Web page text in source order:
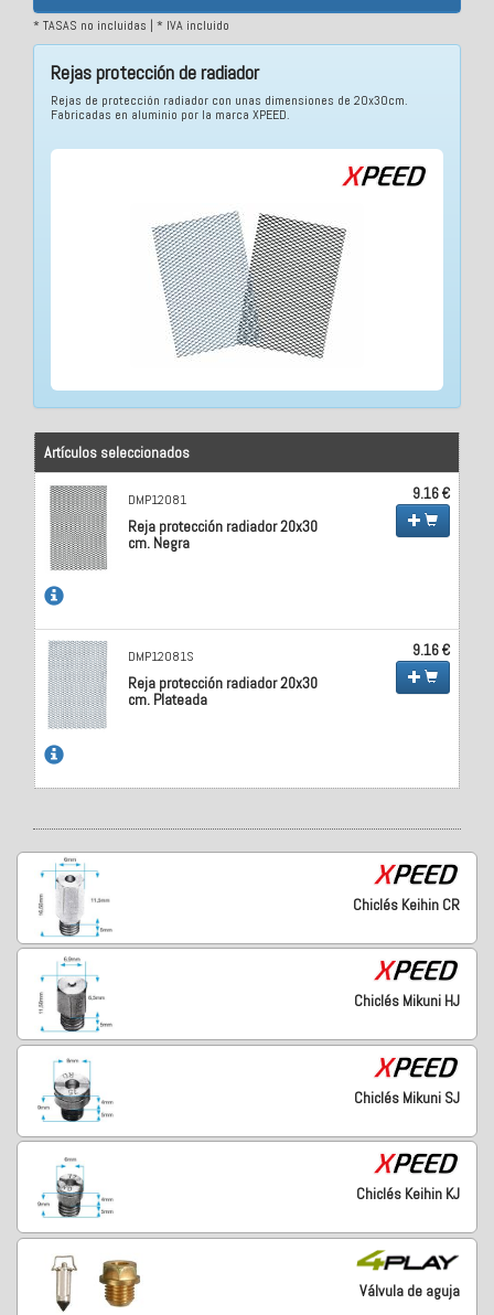
* TASAS no incluidas | * IVA incluido
Rejas protección de radiador
Rejas de protección radiador con unas dimensiones de 20x30cm.
Fabricadas en aluminio por la marca XPEED.
Artículos seleccionados
DMP12081
Reja protección radiador 20x30
cm. Negra
9.16 €
DMP12081S
Reja protección radiador 20x30
cm. Plateada
9.16 €
Chiclés Keihin CR
Chiclés Mikuni HJ
Chiclés Mikuni SJ
Chiclés Keihin KJ
Válvula de aguja